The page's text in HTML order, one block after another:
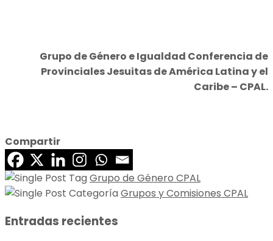
Grupo de Género e Igualdad Conferencia de
Provinciales Jesuitas de América Latina y el
Caribe – CPAL.
Compartir
Grupo de Género CPAL
Grupos y Comisiones CPAL
Entradas recientes